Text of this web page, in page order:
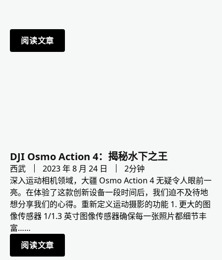
阅读文章
DJI Osmo Action 4：揭秘水下之王
西武 2023 年 8 月 24 日
2分钟
深入运动相机领域，大疆 Osmo Action 4 无疑令人眼前一
亮。在体验了这款创新设备一段时间后，我们迫不及待地
想分享我们的心得。重新定义运动摄影的功能 1. 更大的图
像传感器 1/1.3 英寸图像传感器确保每一张照片都细节丰
富……
阅读文章